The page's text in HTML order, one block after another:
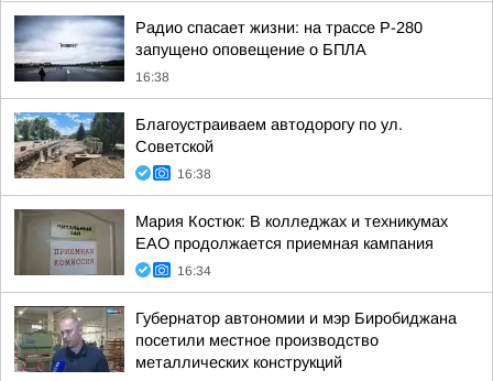
Радио спасает жизни: на трассе Р-280
запущено оповещение о БПЛА
16:38
Благоустраиваем автодорогу по ул.
Советской
16:38
Мария Костюк: В колледжах и техникумах
ЕАО продолжается приемная кампания
16:34
Губернатор автономии и мэр Биробиджана
посетили местное производство
металлических конструкций